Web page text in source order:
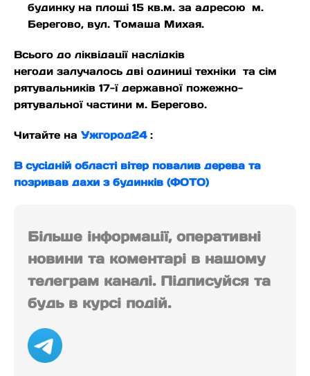
будинку на площі 15 кв.м. за адресою м.
Берегово, вул. Томаша Михая.
Всього до ліквідації наслідків
негоди залучалось дві одиниці техніки та сім
рятувальників 17-ї державної пожежно-
рятувальної частини м. Берегово.
Читайте на Ужгород24 :
В сусідній області вітер повалив дерева та
позривав дахи з будинків (ФОТО)
Більше інформації, оперативні
новини та коментарі в нашому
телеграм каналі. Підписуйся та
будь в курсі подій.